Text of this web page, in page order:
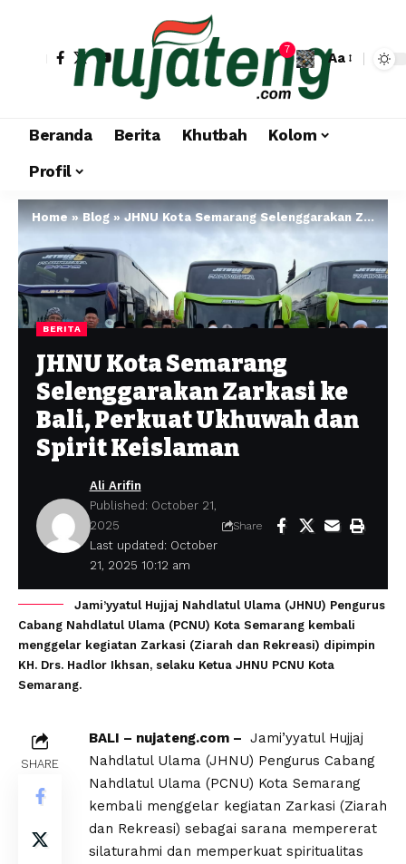
7
Aa
Beranda Berita Khutbah
Kolom
Profil
Home »Blog »JHNU Kota Semarang Selenggarakan Zarkasi ke Bali, Perkuat Ukhuwah dan Spirit Keislaman
BERITA
JHNU Kota Semarang
Selenggarakan Zarkasi ke
Bali, Perkuat Ukhuwah dan
Spirit Keislaman
Last updated: October
21, 2025 10:12 am
Ali Arifin
Published: October 21,
2025
Share
Jami’yyatul Hujjaj Nahdlatul Ulama (JHNU) Pengurus
Cabang Nahdlatul Ulama (PCNU) Kota Semarang kembali
menggelar kegiatan Zarkasi (Ziarah dan Rekreasi) dipimpin
KH. Drs. Hadlor Ikhsan, selaku Ketua JHNU PCNU Kota
Semarang.
SHARE
BALI – nujateng.com – Jami’yyatul Hujjaj
Nahdlatul Ulama (JHNU) Pengurus Cabang
Nahdlatul Ulama (PCNU) Kota Semarang
kembali menggelar kegiatan Zarkasi (Ziarah
dan Rekreasi) sebagai sarana mempererat
silaturahmi dan memperkuat spiritualitas